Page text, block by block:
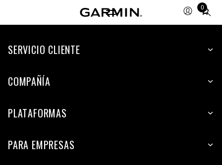
0
Total
items
cart:
SERVICIO CLIENTE
COMPAÑÍA
PLATAFORMAS
PARA EMPRESAS